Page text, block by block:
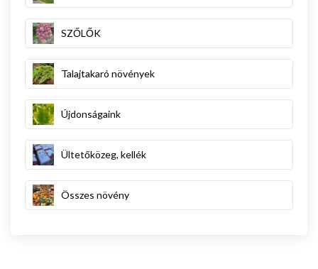
SZŐLŐK
Talajtakaró növények
Újdonságaink
Ültetőközeg, kellék
Összes növény